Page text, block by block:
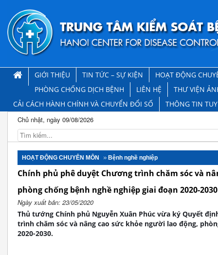
GIỚI THIỆU TIN TỨC – SỰ KIỆN
HOẠT ĐỘNG
PHÒNG CHỐNG DỊCH BỆNH
LIÊN HỆ
THƯ VIỆN
CẢI CÁCH HÀNH CHÍNH VÀ CHUYỂN ĐỔI SỐ
THÔNG TIN
Chủ nhật, ngày 09/08/2026
HOẠT ĐỘNG CHUYÊN MÔN Bệnh nghề nghiệp
Chính phủ phê duyệt Chương trình chăm sóc và
phòng chống bệnh nghề nghiệp giai đoạn 2020-2030
Ngày xuất bản: 23/05/2020
Thủ tướng Chính phủ Nguyễn Xuân Phúc vừa ký Quyết
trình chăm sóc và nâng cao sức khỏe người lao động,
2020-2030.